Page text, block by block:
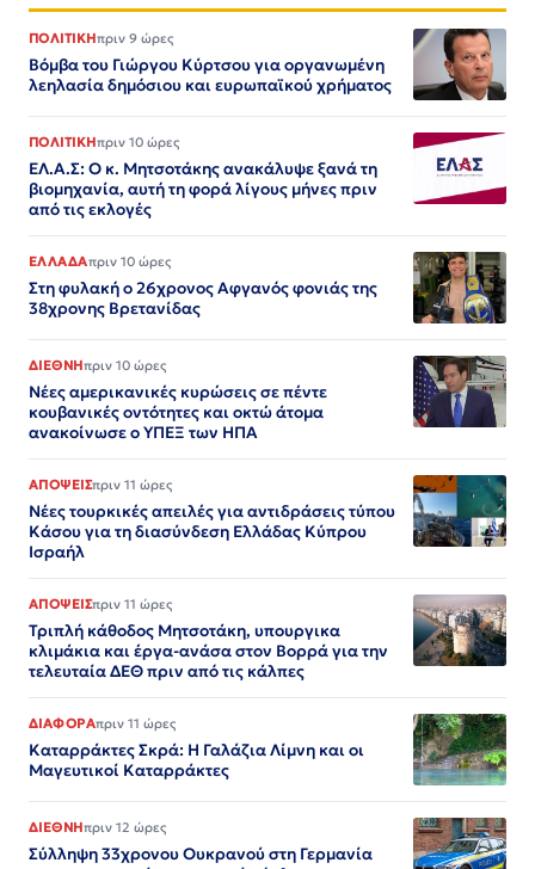
ΠΟΛΙΤΙΚΗπριν 9 ώρες
Βόμβα του Γιώργου Κύρτσου για οργανωμένη
λεηλασία δημόσιου και ευρωπαϊκού χρήματος
ΠΟΛΙΤΙΚΗπριν 10 ώρες
ΕΛ.Α.Σ: Ο κ. Μητσοτάκης ανακάλυψε ξανά τη
βιομηχανία, αυτή τη φορά λίγους μήνες πριν
από τις εκλογές
ΕΛΛΑΔΑπριν 10 ώρες
Στη φυλακή ο 26χρονος Αφγανός φονιάς της
38χρονης Βρετανίδας
ΔΙΕΘΝΗπριν 10 ώρες
Νέες αμερικανικές κυρώσεις σε πέντε
κουβανικές οντότητες και οκτώ άτομα
ανακοίνωσε ο ΥΠΕΞ των ΗΠΑ
ΑΠΟΨΕΙΣπριν 11 ώρες
Νέες τουρκικές απειλές για αντιδράσεις τύπου
Κάσου για τη διασύνδεση Ελλάδας Κύπρου
Ισραήλ
ΑΠΟΨΕΙΣπριν 11 ώρες
Τριπλή κάθοδος Μητσοτάκη, υπουργικα
κλιμάκια και έργα-ανάσα στον Βορρά για την
τελευταία ΔΕΘ πριν από τις κάλπες
ΔΙΑΦΟΡΑπριν 11 ώρες
Καταρράκτες Σκρά: Η Γαλάζια Λίμνη και οι
Μαγευτικοί Καταρράκτες
ΔΙΕΘΝΗπριν 12 ώρες
Σύλληψη 33χρονου Ουκρανού στη Γερμανία